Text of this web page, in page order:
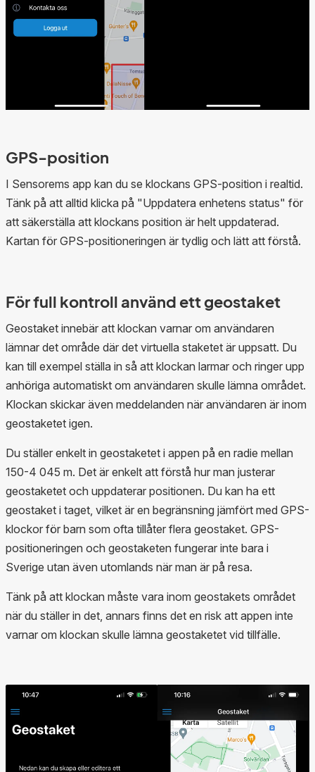
GPS-position
I Sensorems app kan du se klockans GPS-position i realtid.
Tänk på att alltid klicka på "Uppdatera enhetens status" för
att säkerställa att klockans position är helt uppdaterad.
Kartan för GPS-positioneringen är tydlig och lätt att förstå.
För full kontroll använd ett geostaket
Geostaket innebär att klockan varnar om användaren
lämnar det område där det virtuella staketet är uppsatt. Du
kan till exempel ställa in så att klockan larmar och ringer upp
anhöriga automatiskt om användaren skulle lämna området.
Klockan skickar även meddelanden när användaren är inom
geostaketet igen.
Du ställer enkelt in geostaketet i appen på en radie mellan
150-4 045 m. Det är enkelt att förstå hur man justerar
geostaketet och uppdaterar positionen. Du kan ha ett
geostaket i taget, vilket är en begränsning jämfört med GPS-
klockor för barn som ofta tillåter flera geostaket. GPS-
positioneringen och geostaketen fungerar inte bara i
Sverige utan även utomlands när man är på resa.
Tänk på att klockan måste vara inom geostakets området
när du ställer in det, annars finns det en risk att appen inte
varnar om klockan skulle lämna geostaketet vid tillfälle.